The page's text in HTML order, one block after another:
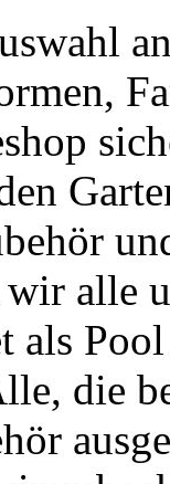
alle
als
die